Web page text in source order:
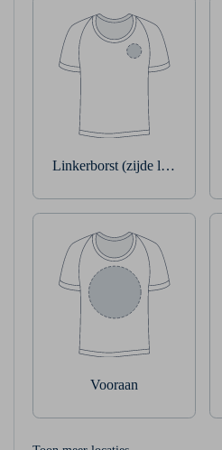
Linkerborst (zijde linkerarm)
Vooraan